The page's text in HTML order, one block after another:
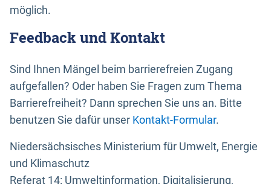
möglich.
Feedback und Kontakt
Sind Ihnen Mängel beim barrierefreien Zugang
aufgefallen? Oder haben Sie Fragen zum Thema
Barrierefreiheit? Dann sprechen Sie uns an. Bitte
benutzen Sie dafür unser Kontakt-Formular.
Niedersächsisches Ministerium für Umwelt, Energie
und Klimaschutz
Referat 14: Umweltinformation, Digitalisierung,